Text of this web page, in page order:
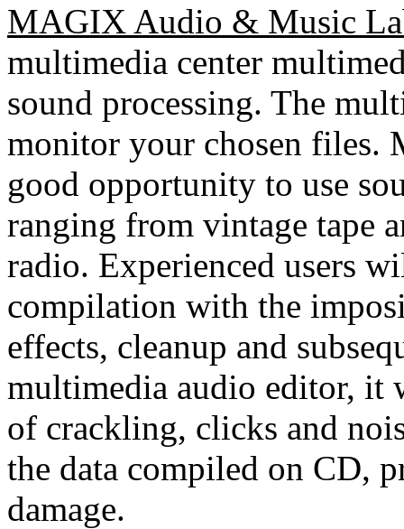
MAGIX Audio & Music
multimedia center
sound processing. The
monitor your chosen files.
good opportunity to use
ranging from vintage tape
radio. Experienced users
compilation with the
effects, cleanup and
multimedia audio editor, it
of crackling, clicks and
the data compiled on CD,
damage.